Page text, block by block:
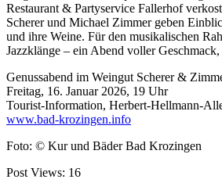
Restaurant & Partyservice Fallerhof
Scherer und Michael Zimmer geben
und ihre Weine. Für den musikalischen
Jazzklänge – ein Abend voller
Genussabend im Weingut Scherer &
Freitag, 16. Januar 2026, 19 Uhr
Tourist-Information, Herbert-Hellmann-
www.bad-krozingen.info
Foto: © Kur und Bäder Bad Krozingen
Post Views: 16